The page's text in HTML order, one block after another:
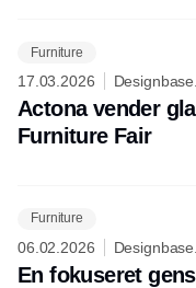
Furniture
17.03.2026
Actona vender
Furniture Fair
Furniture
06.02.2026
En fokuseret